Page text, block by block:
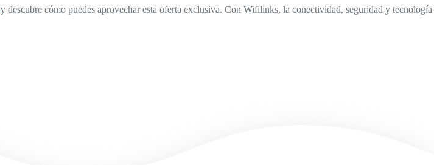
y descubre cómo puedes aprovechar esta oferta exclusiva. Con Wifilinks, la conectividad, seguridad y tecnología